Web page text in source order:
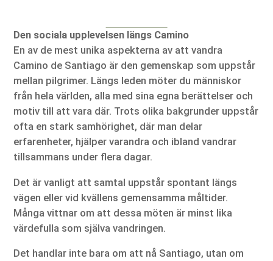
Den sociala upplevelsen längs Camino
En av de mest unika aspekterna av att vandra
Camino de Santiago är den gemenskap som uppstår
mellan pilgrimer. Längs leden möter du människor
från hela världen, alla med sina egna berättelser och
motiv till att vara där. Trots olika bakgrunder uppstår
ofta en stark samhörighet, där man delar
erfarenheter, hjälper varandra och ibland vandrar
tillsammans under flera dagar.
Det är vanligt att samtal uppstår spontant längs
vägen eller vid kvällens gemensamma måltider.
Många vittnar om att dessa möten är minst lika
värdefulla som själva vandringen.
Det handlar inte bara om att nå Santiago, utan om